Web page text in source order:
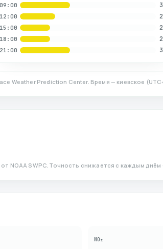
09:00
12:00
15:00
18:00
21:00
Weather Prediction Center. Время — киевское (
от NOAA SWPC. Точность снижается с каждым
NO₂